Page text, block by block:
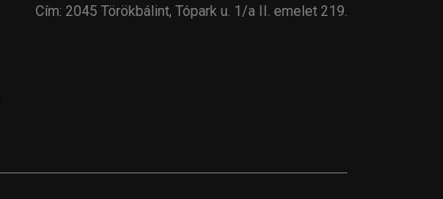
Cím: 2045 Törökbálint, Tópark u. 1/a II. emelet 219.